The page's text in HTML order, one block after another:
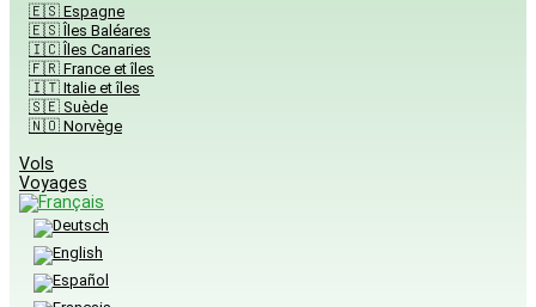
🇪🇸 Espagne
🇪🇸 Îles Baléares
🇮🇨 Îles Canaries
🇫🇷 France et îles
🇮🇹 Italie et îles
🇸🇪 Suède
🇳🇴 Norvège
Vols
Voyages